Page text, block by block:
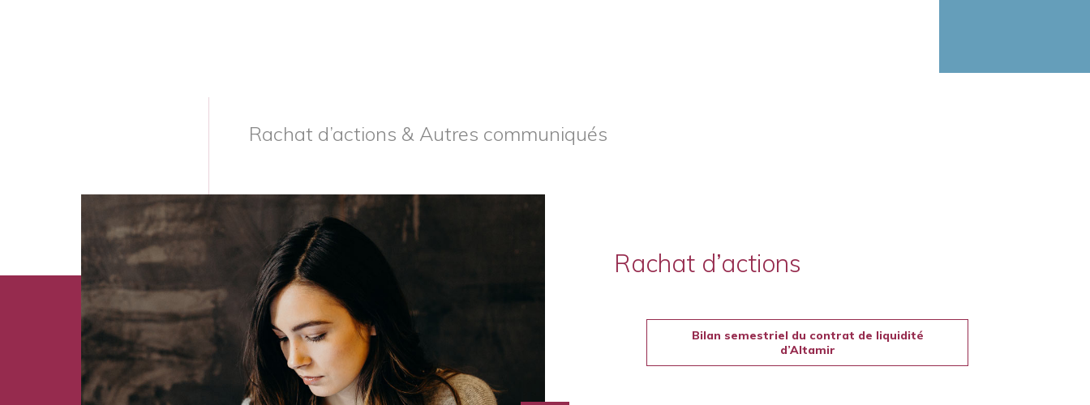
Rachat d’actions & Autres communiqués
Rachat d’actions
Bilan semestriel du contrat de liquidité
d’Altamir